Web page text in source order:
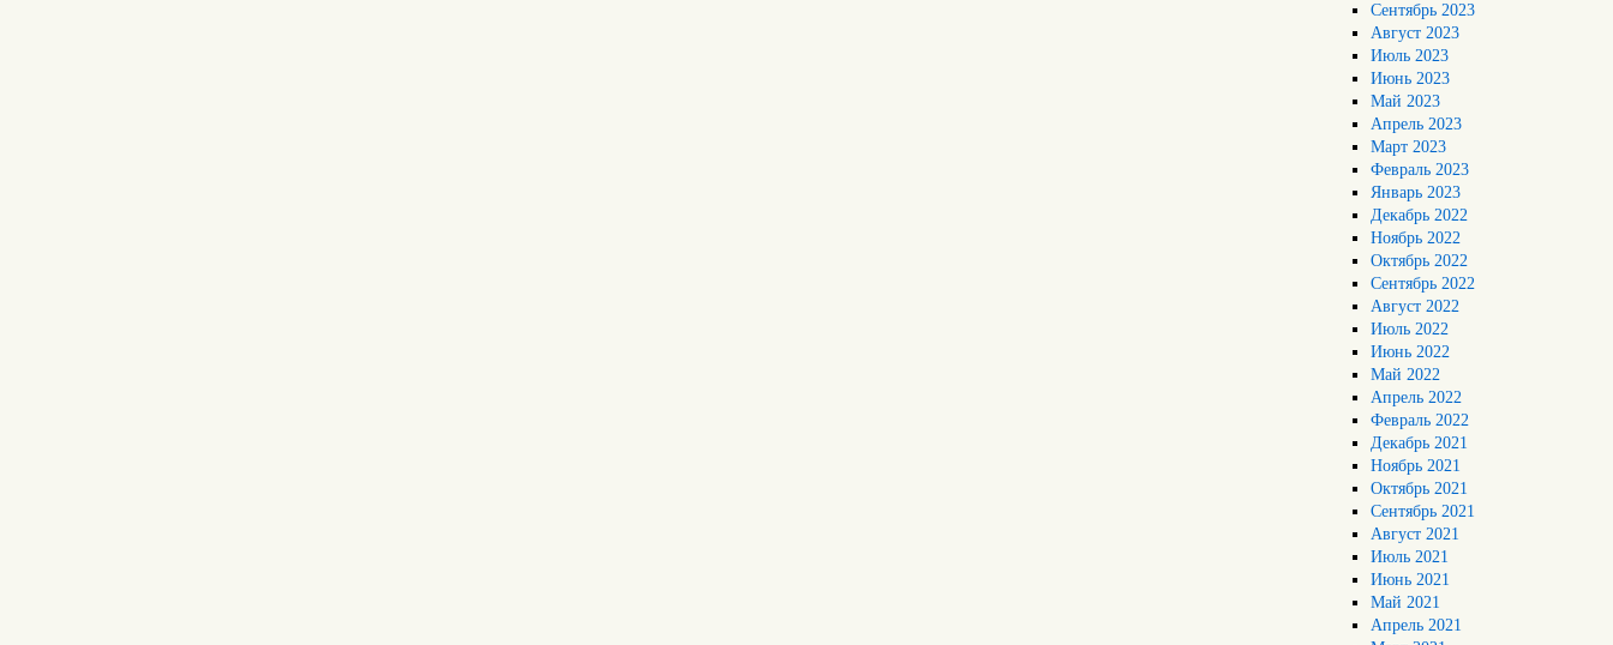
Сентябрь 2023
Август 2023
Июль 2023
Июнь 2023
Май 2023
Апрель 2023
Март 2023
Февраль 2023
Январь 2023
Декабрь 2022
Ноябрь 2022
Октябрь 2022
Сентябрь 2022
Август 2022
Июль 2022
Июнь 2022
Май 2022
Апрель 2022
Февраль 2022
Декабрь 2021
Ноябрь 2021
Октябрь 2021
Сентябрь 2021
Август 2021
Июль 2021
Июнь 2021
Май 2021
Апрель 2021